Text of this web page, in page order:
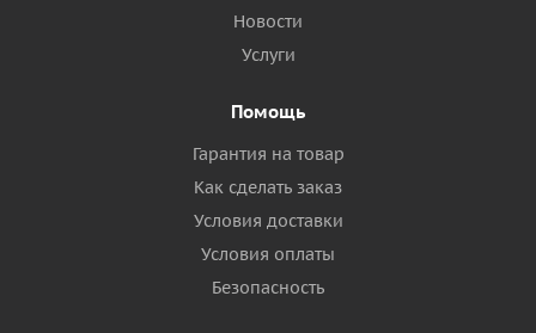
Новости
Услуги
Помощь
Гарантия на товар
Как сделать заказ
Условия доставки
Условия оплаты
Безопасность